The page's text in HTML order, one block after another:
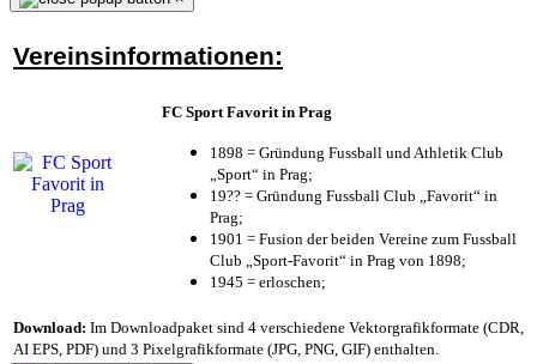
Vereinsinformationen:
FC Sport Favorit in Prag
1898 = Gründung Fussball und Athletik Club
„Sport“ in Prag;
19?? = Gründung Fussball Club „Favorit“ in
Prag;
1901 = Fusion der beiden Vereine zum Fussball
Club „Sport-Favorit“ in Prag von 1898;
1945 = erloschen;
Download: Im Downloadpaket sind 4 verschiedene Vektorgrafikformate (CDR,
AI EPS, PDF) und 3 Pixelgrafikformate (JPG, PNG, GIF) enthalten.